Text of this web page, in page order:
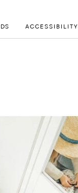
ACCESSIBILITY